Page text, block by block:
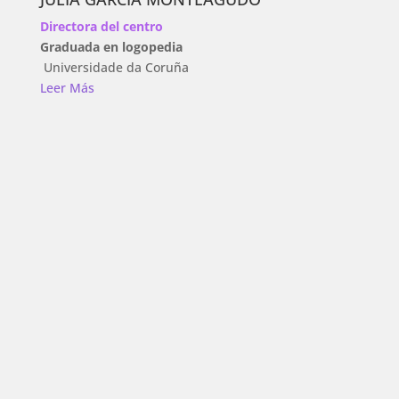
Directora del centro
Graduada en logopedia
Universidade da Coruña
Leer Más